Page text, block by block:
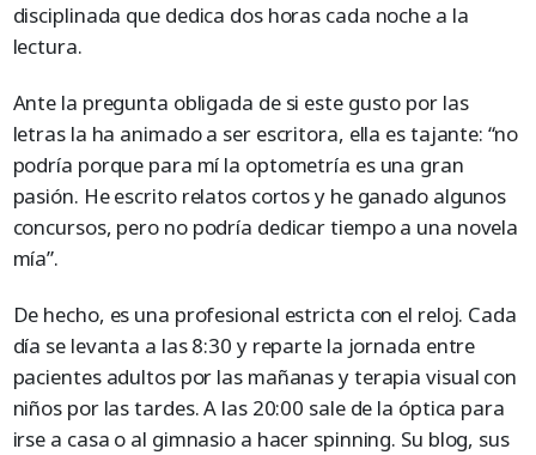
disciplinada que dedica dos horas cada noche a la
lectura.
Ante la pregunta obligada de si este gusto por las
letras la ha animado a ser escritora, ella es tajante: “no
podría porque para mí la optometría es una gran
pasión. He escrito relatos cortos y he ganado algunos
concursos, pero no podría dedicar tiempo a una novela
mía”.
De hecho, es una profesional estricta con el reloj. Cada
día se levanta a las 8:30 y reparte la jornada entre
pacientes adultos por las mañanas y terapia visual con
niños por las tardes. A las 20:00 sale de la óptica para
irse a casa o al gimnasio a hacer spinning. Su blog, sus